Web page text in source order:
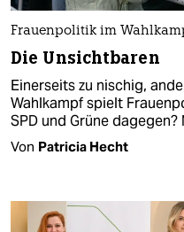
Frauenpolitik im
Die Unsichtbaren
Einerseits zu nischig,
Wahlkampf spielt
SPD und Grüne dagegen?
Von Patricia Hecht